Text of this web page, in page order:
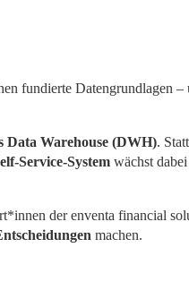
fundierte Datengrundlagen
Warehouse (DWH).
Service-System wächst
der enventa financial
machen.